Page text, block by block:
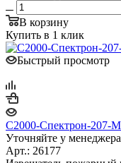
В корзину
Купить в 1 клик
Быстрый просмотр
С2000-Спектрон-207-М
Уточняйте у менеджера
Арт.: 26177